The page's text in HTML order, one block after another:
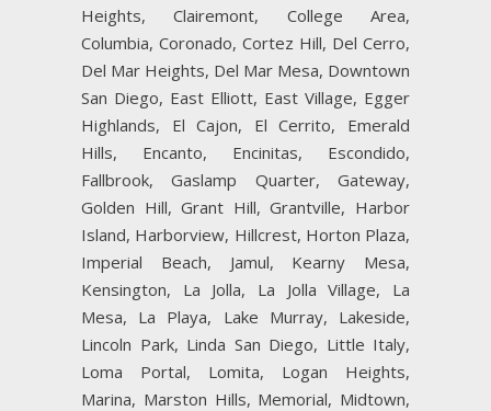
Heights, Clairemont, College Area,
Columbia, Coronado, Cortez Hill, Del Cerro,
Del Mar Heights, Del Mar Mesa, Downtown
San Diego, East Elliott, East Village, Egger
Highlands, El Cajon, El Cerrito, Emerald
Hills, Encanto, Encinitas, Escondido,
Fallbrook, Gaslamp Quarter, Gateway,
Golden Hill, Grant Hill, Grantville, Harbor
Island, Harborview, Hillcrest, Horton Plaza,
Imperial Beach, Jamul, Kearny Mesa,
Kensington, La Jolla, La Jolla Village, La
Mesa, La Playa, Lake Murray, Lakeside,
Lincoln Park, Linda San Diego, Little Italy,
Loma Portal, Lomita, Logan Heights,
Marina, Marston Hills, Memorial, Midtown,